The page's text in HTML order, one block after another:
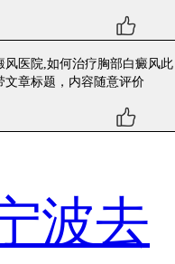
风医院,如何治疗胸部白癜风此
文章标题，内容随意评价
波去